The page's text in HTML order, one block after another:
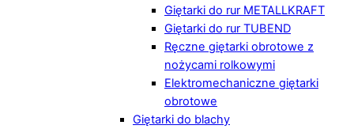
Giętarki do rur METALLKRAFT
Giętarki do rur TUBEND
Ręczne giętarki obrotowe z
nożycami rolkowymi
Elektromechaniczne giętarki
obrotowe
Giętarki do blachy